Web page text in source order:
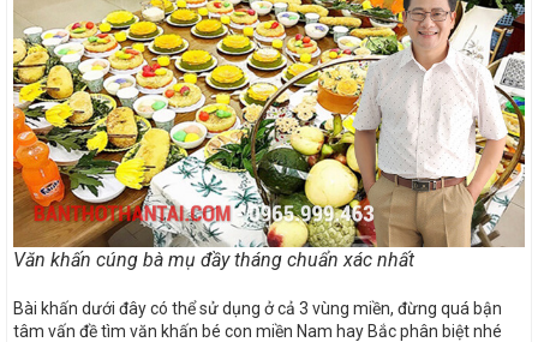
Văn khấn cúng bà mụ đầy tháng chuẩn xác nhất
Bài khấn dưới đây có thể sử dụng ở cả 3 vùng miền, đừng quá bận
tâm vấn đề tìm văn khấn bé con miền Nam hay Bắc phân biệt nhé